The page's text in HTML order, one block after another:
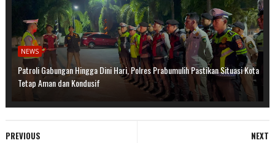
NEWS
Patroli Gabungan Hingga Dini Hari, Polres Prabumulih Pastikan Situasi Kota
Tetap Aman dan Kondusif
NEXT
PREVIOUS